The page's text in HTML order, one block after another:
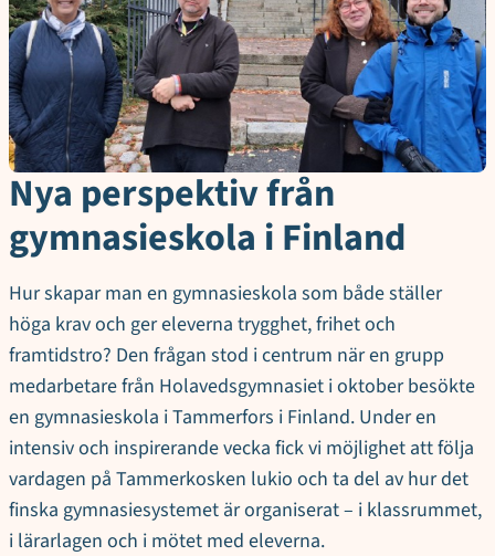
Nya perspektiv från
gymnasieskola i Finland
Hur skapar man en gymnasieskola som både ställer
höga krav och ger eleverna trygghet, frihet och
framtidstro? Den frågan stod i centrum när en grupp
medarbetare från Holavedsgymnasiet i oktober besökte
en gymnasieskola i Tammerfors i Finland. Under en
intensiv och inspirerande vecka fick vi möjlighet att följa
vardagen på Tammerkosken lukio och ta del av hur det
finska gymnasiesystemet är organiserat – i klassrummet,
i lärarlagen och i mötet med eleverna.